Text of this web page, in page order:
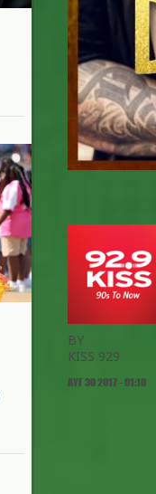
BY
KISS 929
ΑΥΓ 30 2017 - 01:10